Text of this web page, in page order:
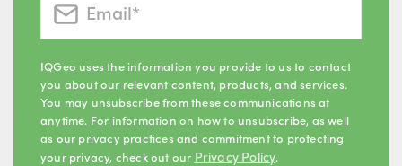
IQGeo uses the information you provide to us to contact
you about our relevant content, products, and services.
You may unsubscribe from these communications at
anytime. For information on how to unsubscribe, as well
as our privacy practices and commitment to protecting
your privacy, check out our Privacy Policy.